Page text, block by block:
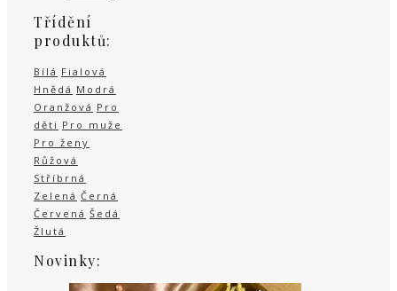
Třídění
produktů:
Bílá Fialová
Hnědá Modrá
Oranžová Pro
děti Pro muže
Pro ženy
Růžová
Stříbrná
Zelená Černá
Červená Šedá
Žlutá
Novinky: